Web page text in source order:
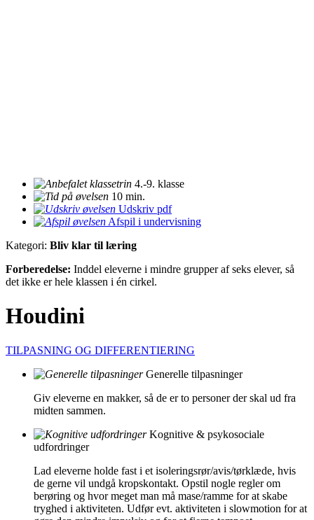
4.-9. klasse
10 min.
Udskriv pdf
Afspil i undervisning
Kategori: Bliv klar til læring
Forberedelse: Inddel eleverne i mindre grupper af seks elever, så
det ikke er hele klassen i én cirkel.
Houdini
TILPASNING OG DIFFERENTIERING
Generelle tilpasninger
Giv eleverne en makker, så de er to personer der skal ud fra
midten sammen.
Kognitive & psykosociale
udfordringer
Lad eleverne holde fast i et isoleringsrør/avis/tørklæde, hvis
de gerne vil undgå kropskontakt. Opstil nogle regler om
berøring og hvor meget man må mase/ramme for at skabe
tryghed i aktiviteten. Udfør evt. aktiviteten i slowmotion for at